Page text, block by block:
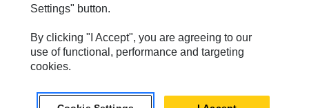
Юридическое Уведомление
Конфиденциальность
Cat.com
Caterpillar © 2026. Все права защищены..
Settings" button.
By clicking "I Accept", you are agreeing to our
use of functional, performance and targeting
cookies.